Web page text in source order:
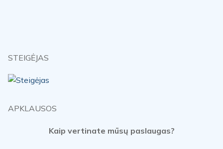
STEIGĖJAS
APKLAUSOS
Kaip vertinate mūsų paslaugas?